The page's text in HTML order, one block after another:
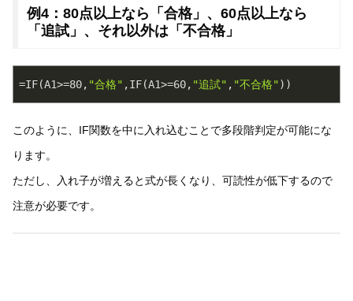
例4：80点以上なら「合格」、60点以上なら
「追試」、それ以外は「不合格」
=IF(A1>=80, "合格" ,IF(A1>=60, "追試" , "不合格"
このように、IF関数を中に入れ込むことで多段階判定が可能にな
ります。
ただし、入れ子が増えると式が長くなり、可読性が低下するので
注意が必要です。